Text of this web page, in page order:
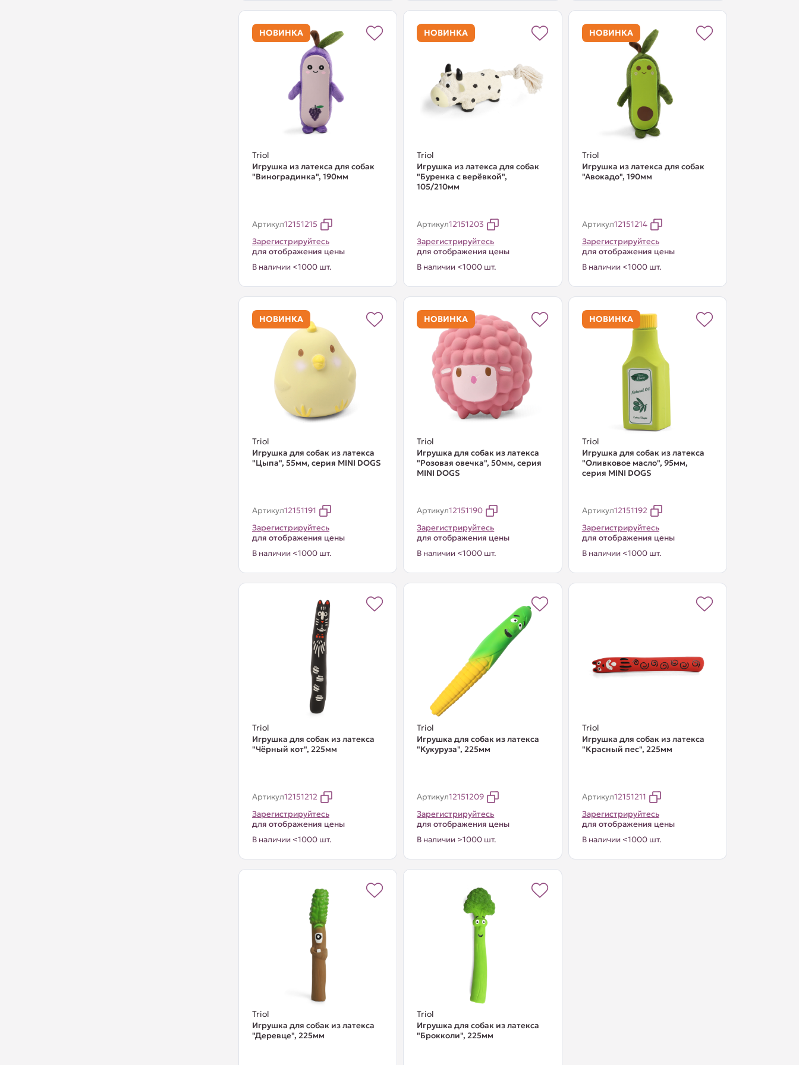
НОВИНКА
Triol
Игрушка из латекса для собак
"Виноградинка", 190мм
Артикул12151215
Зарегистрируйтесь
для отображения цены
В наличии <1000 шт.
НОВИНКА
Triol
Игрушка из латекса для собак
"Буренка с верёвкой",
105/210мм
Артикул12151203
Зарегистрируйтесь
для отображения цены
В наличии <1000 шт.
НОВИНКА
Triol
Игрушка из латекса для собак
"Авокадо", 190мм
Артикул12151214
Зарегистрируйтесь
для отображения цены
В наличии <1000 шт.
НОВИНКА
Triol
Игрушка для собак из латекса
"Цыпа", 55мм, серия MINI DOGS
Артикул12151191
Зарегистрируйтесь
для отображения цены
В наличии <1000 шт.
НОВИНКА
Triol
Игрушка для собак из латекса
"Розовая овечка", 50мм, серия
MINI DOGS
Артикул12151190
Зарегистрируйтесь
для отображения цены
В наличии <1000 шт.
НОВИНКА
Triol
Игрушка для собак из латекса
"Оливковое масло", 95мм,
серия MINI DOGS
Артикул12151192
Зарегистрируйтесь
для отображения цены
В наличии <1000 шт.
Triol
Игрушка для собак из латекса
"Чёрный кот", 225мм
Артикул12151212
Зарегистрируйтесь
для отображения цены
В наличии <1000 шт.
Triol
Игрушка для собак из латекса
"Кукуруза", 225мм
Артикул12151209
Зарегистрируйтесь
для отображения цены
В наличии >1000 шт.
Triol
Игрушка для собак из латекса
"Красный пес", 225мм
Артикул12151211
Зарегистрируйтесь
для отображения цены
В наличии <1000 шт.
Triol
Игрушка для собак из латекса
"Деревце", 225мм
Triol
Игрушка для собак из латекса
"Брокколи", 225мм